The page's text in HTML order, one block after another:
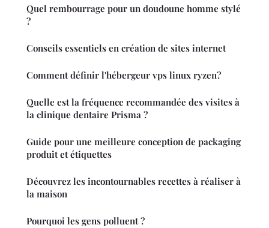
Quel rembourrage pour un doudoune homme stylé
?
Conseils essentiels en création de sites internet
Comment définir l'hébergeur vps linux ryzen?
Quelle est la fréquence recommandée des visites à
la clinique dentaire Prisma ?
Guide pour une meilleure conception de packaging
produit et étiquettes
Découvrez les incontournables recettes à réaliser à
la maison
Pourquoi les gens polluent ?